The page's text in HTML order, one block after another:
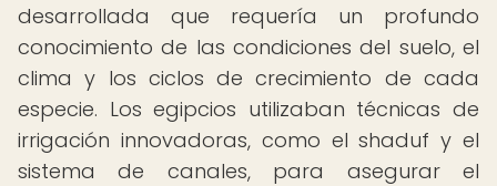
desarrollada que requería un profundo
conocimiento de las condiciones del suelo, el
clima y los ciclos de crecimiento de cada
especie. Los egipcios utilizaban técnicas de
irrigación innovadoras, como el shaduf y el
sistema de canales, para asegurar el